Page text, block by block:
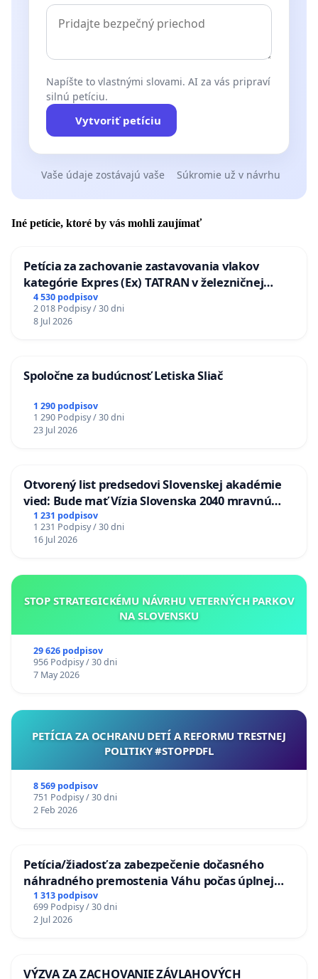
Napíšte to vlastnými slovami. AI za vás pripraví
silnú petíciu.
Vytvoriť petíciu
Vaše údaje zostávajú vaše Súkromie už v návrhu
Iné petície, ktoré by vás mohli zaujímať
Petícia za zachovanie zastavovania vlakov
kategórie Expres (Ex) TATRAN v železničnej
stanici Púchov
4 530 podpisov
2 018 Podpisy / 30 dni
8 Jul 2026
Spoločne za budúcnosť Letiska Sliač
1 290 podpisov
1 290 Podpisy / 30 dni
23 Jul 2026
Otvorený list predsedovi Slovenskej akadémie
vied: Bude mať Vízia Slovenska 2040 mravnú
chrbticu?
1 231 podpisov
1 231 Podpisy / 30 dni
16 Jul 2026
STOP STRATEGICKÉMU NÁVRHU VETERNÝCH PARKOV
NA SLOVENSKU
29 626 podpisov
956 Podpisy / 30 dni
7 May 2026
PETÍCIA ZA OCHRANU DETÍ A REFORMU TRESTNEJ
POLITIKY #STOPPDFL
8 569 podpisov
751 Podpisy / 30 dni
2 Feb 2026
Petícia/žiadosť za zabezpečenie dočasného
náhradného premostenia Váhu počas úplnej
uzávery Vážskeho mosta v Komárne
1 313 podpisov
699 Podpisy / 30 dni
2 Jul 2026
VÝZVA ZA ZACHOVANIE ZÁVLAHOVÝCH